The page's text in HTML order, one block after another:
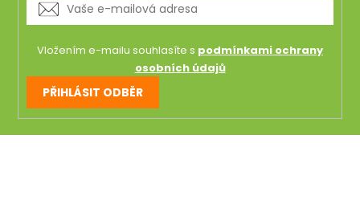
Vložením e-mailu souhlasíte s podmínkami ochrany
osobních údajů
PŘIHLÁSIT ODBĚR